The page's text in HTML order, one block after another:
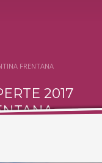
FRENTANA
2017